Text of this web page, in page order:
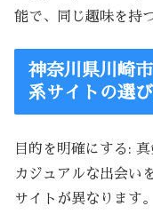
能で、同じ趣味を持
神奈川県川崎
系サイトの選
目的を明確にする:
カジュアルな出会い
サイトが異なります。